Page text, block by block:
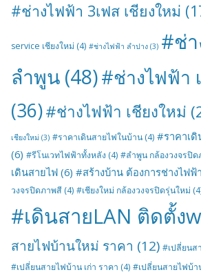
#ช่างไฟฟ้า 3เฟส เชียงใหม่
service เชียงใหม่ (4) #ช่างไฟฟ้า ลำปาง (3) #ช่
ลำพูน (48)#ช่างไฟฟ้า
(36)#ช่างไฟฟ้า เชียงใหม่
เชียงใหม่ (3) #ราคาเดินสายไฟในบ้าน (4) #ราคาเ
(6) #รีโนเวทไฟฟ้าทั้งหลัง (4) #ลำพูน กล้องวงจรปิด
เดินสายไฟ (6) #สร้างบ้าน ต้องการช่างไฟฟ้า
วงจรปิดภาพสี (4) #เชียงใหม่ กล้องวงจรปิดรุ่นใหม่
#เดินสายLAN ติดตั้ง
สายไฟบ้านใหม่ ราคา (12) #เปลี่ยนส
#เปลี่ยนสายไฟบ้าน เก่า ราคา (4) #เปลี่ยนสายไฟบ้า